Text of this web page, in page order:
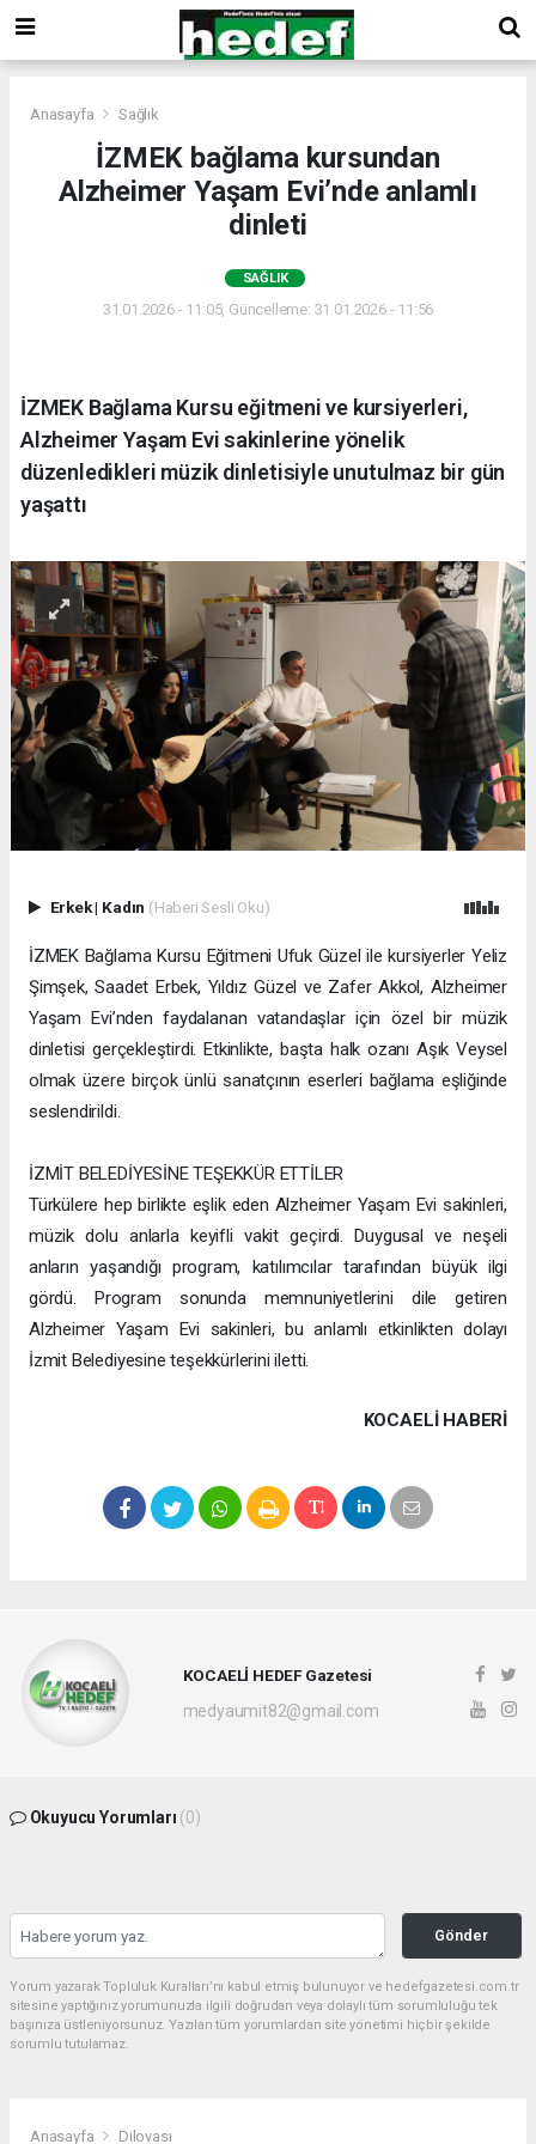
Anasayfa Sağlık
İZMEK bağlama kursundan
Alzheimer Yaşam Evi’nde anlamlı
dinleti
SAĞLIK
31.01.2026 - 11:05, Güncelleme: 31.01.2026 - 11:56
İZMEK Bağlama Kursu eğitmeni ve kursiyerleri,
Alzheimer Yaşam Evi sakinlerine yönelik
düzenledikleri müzik dinletisiyle unutulmaz bir gün
yaşattı
Erkek| Kadın (Haberi Sesli Oku)
İZMEK Bağlama Kursu Eğitmeni Ufuk Güzel ile kursiyerler Yeliz
Şimşek, Saadet Erbek, Yıldız Güzel ve Zafer Akkol, Alzheimer
Yaşam Evi’nden faydalanan vatandaşlar için özel bir müzik
dinletisi gerçekleştirdi. Etkinlikte, başta halk ozanı Aşık Veysel
olmak üzere birçok ünlü sanatçının eserleri bağlama eşliğinde
seslendirildi.
İZMİT BELEDİYESİNE TEŞEKKÜR ETTİLER
Türkülere hep birlikte eşlik eden Alzheimer Yaşam Evi sakinleri,
müzik dolu anlarla keyifli vakit geçirdi. Duygusal ve neşeli
anların yaşandığı program, katılımcılar tarafından büyük ilgi
gördü. Program sonunda memnuniyetlerini dile getiren
Alzheimer Yaşam Evi sakinleri, bu anlamlı etkinlikten dolayı
İzmit Belediyesine teşekkürlerini iletti.
KOCAELI HABERİ
KOCAELİ HEDEF Gazetesi
medyaumit82@gmail.com
Okuyucu Yorumları (0)
Gönder
Yorum yazarak Topluluk Kuralları’nı kabul etmiş bulunuyor ve hedefgazetesi.com.tr
sitesine yaptığınız yorumunuzla ilgili doğrudan veya dolaylı tüm sorumluluğu tek
başınıza üstleniyorsunuz. Yazılan tüm yorumlardan site yönetimi hiçbir şekilde
sorumlu tutulamaz.
Anasayfa Dilovası